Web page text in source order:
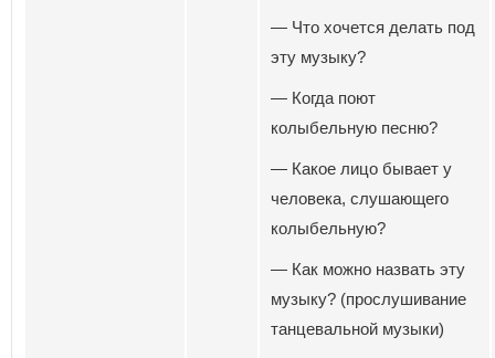
— Что хочется делать под
эту музыку?
— Когда поют
колыбельную песню?
— Какое лицо бывает у
человека, слушающего
колыбельную?
— Как можно назвать эту
музыку? (прослушивание
танцевальной музыки)